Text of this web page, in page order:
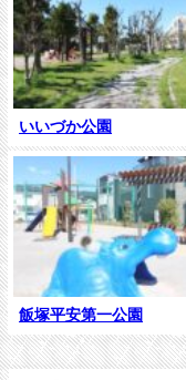
いいづか公園
飯塚平安第一公園